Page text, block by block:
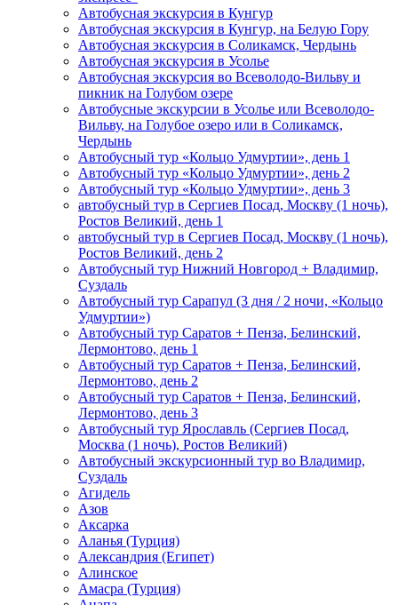
Автобусная экскурсия в Кунгур
Автобусная экскурсия в Кунгур, на Белую Гору
Автобусная экскурсия в Соликамск, Чердынь
Автобусная экскурсия в Усолье
Автобусная экскурсия во Всеволодо-Вильву и
пикник на Голубом озере
Автобусные экскурсии в Усолье или Всеволодо-
Вильву, на Голубое озеро или в Соликамск,
Чердынь
Автобусный тур «Кольцо Удмуртии», день 1
Автобусный тур «Кольцо Удмуртии», день 2
Автобусный тур «Кольцо Удмуртии», день 3
автобусный тур в Сергиев Посад, Москву (1 ночь),
Ростов Великий, день 1
автобусный тур в Сергиев Посад, Москву (1 ночь),
Ростов Великий, день 2
Автобусный тур Нижний Новгород + Владимир,
Суздаль
Автобусный тур Сарапул (3 дня / 2 ночи, «Кольцо
Удмуртии»)
Автобусный тур Саратов + Пенза, Белинский,
Лермонтово, день 1
Автобусный тур Саратов + Пенза, Белинский,
Лермонтово, день 2
Автобусный тур Саратов + Пенза, Белинский,
Лермонтово, день 3
Автобусный тур Ярославль (Сергиев Посад,
Москва (1 ночь), Ростов Великий)
Автобусный экскурсионный тур во Владимир,
Суздаль
Агидель
Азов
Аксарка
Аланья (Турция)
Александрия (Египет)
Алинское
Амасра (Турция)